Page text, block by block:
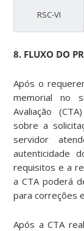
RSC-VI
8. FLUXO DO
Após o
memorial no
Avaliação
sobre a
servidor
autenticidade
requisitos e a
a CTA poderá
para correções
Após a CTA